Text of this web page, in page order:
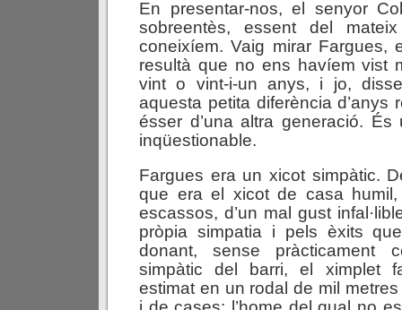
En presentar-nos, el senyor
sobreentès, essent del
coneixíem. Vaig mirar Fargues,
resultà que no ens havíem vist
vint o vint-i-un anys, i jo,
aquesta petita diferència d’anys
ésser d’una altra generació.
inqüestionable.
Fargues era un xicot simpàtic.
que era el xicot de casa humil,
escassos, d’un mal gust
pròpia simpatia i pels èxits
donant, sense pràcticament
simpàtic del barri, el ximplet
estimat en un rodal de mil